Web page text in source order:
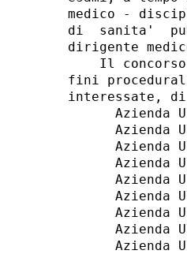
medico -
di  sanita'
dirigente
Il
fini
interessate,
Azienda
Azienda
Azienda
Azienda
Azienda
Azienda
Azienda
Azienda
Azienda